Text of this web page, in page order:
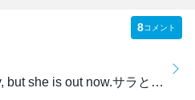
8コメント
Could I talk to Sarah?Sorry, but she is out now.サラと話...